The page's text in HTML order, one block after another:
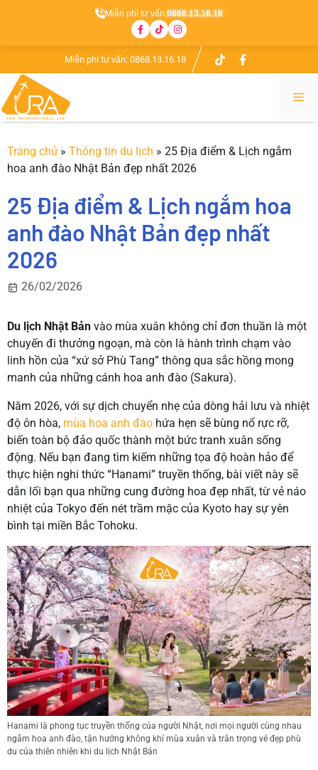
Miễn phí tư vấn:0868.13.16.18
đến
nội
dung
Miễn phí tư vấn: 0868.13.16.18
Trang chủ »Thông tin du lịch »25 Địa điểm & Lịch ngắm
hoa anh đào Nhật Bản đẹp nhất 2026
25 Địa điểm & Lịch ngắm hoa
anh đào Nhật Bản đẹp nhất
2026
26/02/2026
Du lịch Nhật Bản vào mùa xuân không chỉ đơn thuần là một
chuyến đi thưởng ngoạn, mà còn là hành trình chạm vào
linh hồn của “xứ sở Phù Tang” thông qua sắc hồng mong
manh của những cánh hoa anh đào (Sakura).
Năm 2026, với sự dịch chuyển nhẹ của dòng hải lưu và nhiệt
độ ôn hòa, mùa hoa anh đào hứa hẹn sẽ bùng nổ rực rỡ,
biến toàn bộ đảo quốc thành một bức tranh xuân sống
động. Nếu bạn đang tìm kiếm những tọa độ hoàn hảo để
thực hiện nghi thức “Hanami”truyền thống, bài viết này sẽ
dẫn lối bạn qua những cung đường hoa đẹp nhất, từ vẻ náo
nhiệt của Tokyo đến nét trầm mặc của Kyoto hay sự yên
bình tại miền Bắc Tohoku.
Hanami là phong tục truyền thống của người Nhật, nơi mọi người cùng nhau
ngắm hoa anh đào, tận hưởng không khí mùa xuân và trân trọng vẻ đẹp phù
du của thiên nhiên khi du lịch Nhật Bản